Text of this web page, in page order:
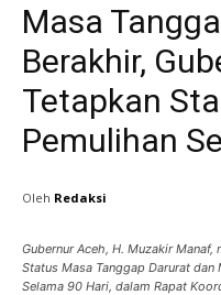
Masa
Berakhir,
Tetapkan
Pemulihan
Oleh Redaksi
Gubernur Aceh, H. Muzakir
Status Masa Tanggap Darurat
Selama 90 Hari, dalam Rapat